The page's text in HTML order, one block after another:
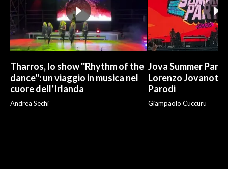
Tharros, lo show ''Rhythm of the
dance'': un viaggio in musica nel
cuore dell’Irlanda
Andrea Sechi
Jova Summer
Lorenzo Jovanotti
Parodi
Giampaolo Cuccuru